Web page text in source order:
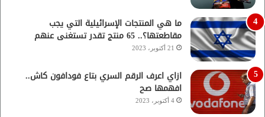
ما هي المنتجات الإسرائيلية التي يجب
مقاطعتها؟.. 65 منتج تقدر تستغنى عنهم
21 أكتوبر، 2023
ازاي اعرف الرقم السري بتاع فودافون كاش..
افهمها صح
4 أكتوبر، 2023